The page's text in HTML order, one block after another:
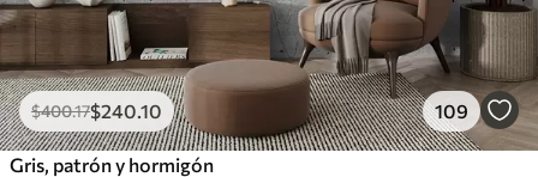
$400.17$240 .10 109
Gris, patrón y hormigón